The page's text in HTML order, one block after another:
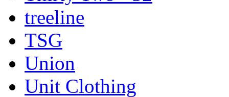
treeline
TSG
Union
Unit Clothing